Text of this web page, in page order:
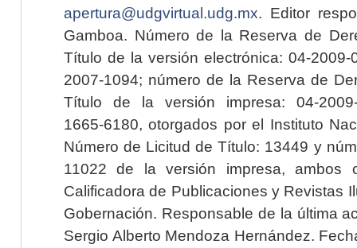
apertura@udgvirtual.udg.mx. Editor
Gamboa. Número de la Reserva de
Título de la versión electrónica: 04-2009-
2007-1094; número de la Reserva de
Título de la versión impresa: 04-2009-
1665-6180, otorgados por el Instituto
Número de Licitud de Título: 13449 y
11022 de la versión impresa, ambos
Calificadora de Publicaciones y Revistas
Gobernación. Responsable de la última
Sergio Alberto Mendoza Hernández.